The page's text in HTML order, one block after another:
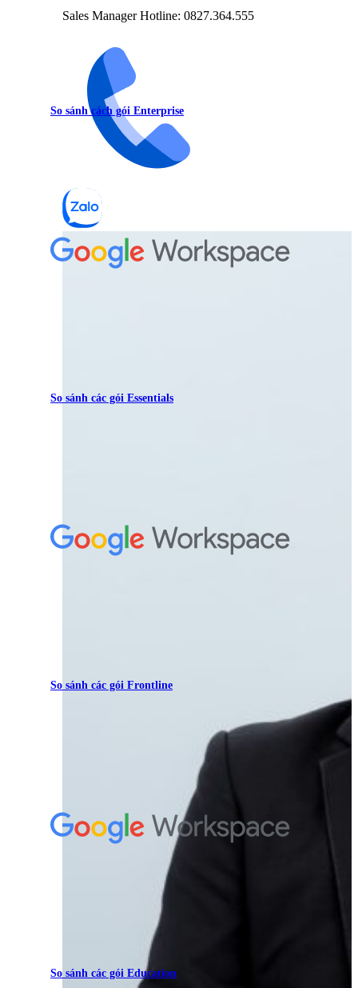
Sales Manager Hotline: 0827.364.555
So sánh cách gói Enterprise
So sánh các gói Essentials
So sánh các gói Frontline
So sánh các gói Education